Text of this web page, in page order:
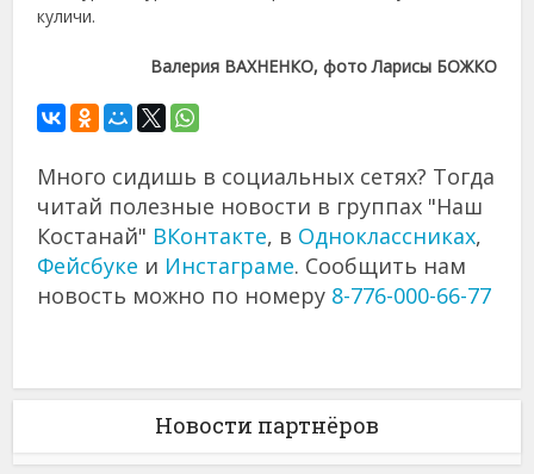
куличи.
Валерия ВАХНЕНКО, фото Ларисы БОЖКО
Много сидишь в социальных сетях? Тогда
читай полезные новости в группах "Наш
Костанай" ВКонтакте, в Одноклассниках,
Фейсбуке и Инстаграме. Сообщить нам
новость можно по номеру 8-776-000-66-77
Новости партнёров